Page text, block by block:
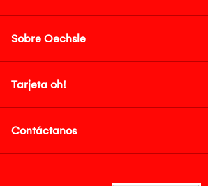
Sobre Oechsle
Tarjeta oh!
Contáctanos